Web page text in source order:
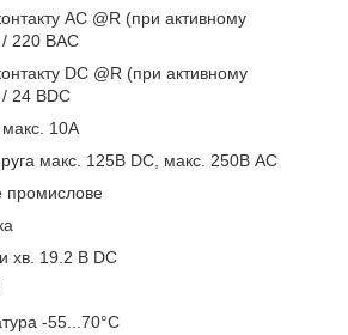
AC @R (при активному
/ 220 ВАС
DC @R (при активному
/ 24 ВDC
макс. 10А
макс. 125В DC, макс. 250В AC
промислове
хв. 19.2 В DC
-55...70°C